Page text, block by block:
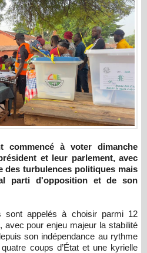
et leur parlement, avec
des turbulences politiques mais
parti d'opposition et de son
sont appelés à choisir parmi 12
avec pour enjeu majeur la stabilité
son indépendance au rythme
coups d’État et une kyrielle